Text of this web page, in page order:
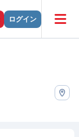
ログイン